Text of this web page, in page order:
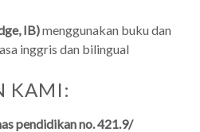
IB)menggunakan buku dan
inggris dan bilingual
KAMI:
pendidikan no. 421.9/